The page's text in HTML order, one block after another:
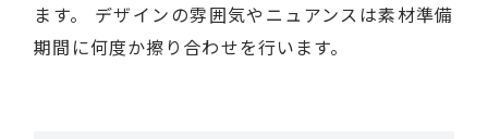
ます。 デザインの雰囲気やニュアンスは素材準備
期間に何度か擦り合わせを行います。